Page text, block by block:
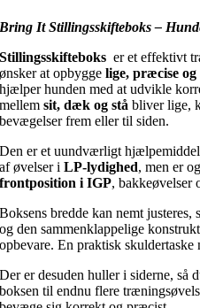
Bring It Stillingsskifteboks –
Stillingsskifteboks er et effektivt
ønsker at opbyggelige, præcise
hjælper hunden med at udvikle
mellemsit, dæk og stå bliver lige,
bevægelser frem eller til siden.
Den er et uundværligt
af øvelser iLP-lydighed, men er
frontposition i IGP, bakkeøvelser
Boksens bredde kan nemt justeres,
og den sammenklappelige
opbevare. En praktisk skuldertaske
Der er desuden huller i siderne, så
boksen til endnu flere